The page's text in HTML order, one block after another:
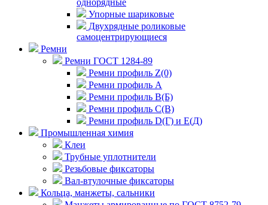
однорядные
Упорные шариковые
Двухрядные роликовые
самоцентрирующиеся
Ремни
Ремни ГОСТ 1284-89
Ремни профиль Z(0)
Ремни профиль А
Ремни профиль В(Б)
Ремни профиль С(В)
Ремни профиль D(Г) и E(Д)
Промышленная химия
Клеи
Трубные уплотнители
Резьбовые фиксаторы
Вал-втулочные фиксаторы
Кольца, манжеты, сальники